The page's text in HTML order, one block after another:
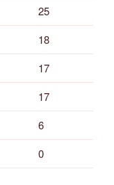
25
18
17
17
6
0